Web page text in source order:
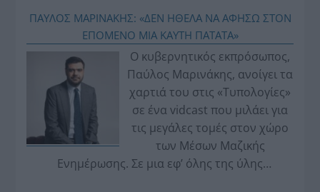
ΠΑΥΛΟΣ ΜΑΡΙΝΑΚΗΣ: «ΔΕΝ ΗΘΕΛΑ ΝΑ ΑΦΗΣΩ ΣΤΟΝ
ΕΠΟΜΕΝΟ ΜΙΑ ΚΑΥΤΗ ΠΑΤΑΤΑ»
Ο κυβερνητικός εκπρόσωπος,
Παύλος Μαρινάκης, ανοίγει τα
χαρτιά του στις «Τυπολογίες»
σε ένα vidcast που μιλάει για
τις μεγάλες τομές στον χώρο
των Μέσων Μαζικής
Ενημέρωσης. Σε μια εφ’ όλης της ύλης